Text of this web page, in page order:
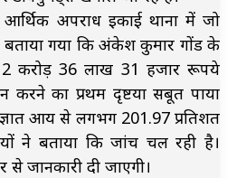
अपराध इकाई थाना में जो
बताया गया कि अंकेश कुमार गोंड के
2 करोड़ 36 लाख 31 हजार रूपये
का प्रथम दृष्टया सबूत पाया
आय से लगभग 201.97 प्रतिशत
ने बताया कि जांच चल रही है।
से जानकारी दी जाएगी।